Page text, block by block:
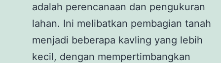
adalah perencanaan dan pengukuran
lahan. Ini melibatkan pembagian tanah
menjadi beberapa kavling yang lebih
kecil, dengan mempertimbangkan